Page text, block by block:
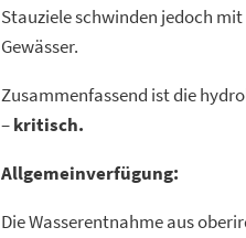
Stauziele schwinden jedoch
Gewässer.
Zusammenfassend ist die
–kritisch.
Allgemeinverfügung:
Die Wasserentnahme aus